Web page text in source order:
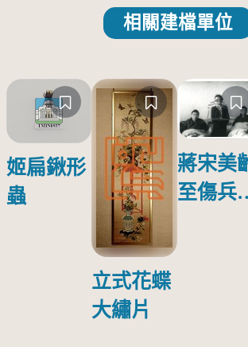
相關建檔單位
姬扁鍬形
蟲
立式花蝶
大繡片
蔣宋美
至傷兵
傷日本戰